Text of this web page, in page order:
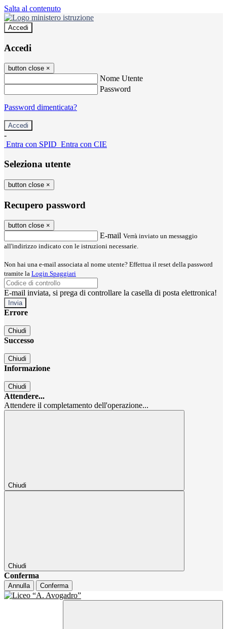
Salta al contenuto
Accedi
Accedi
button close ×
Nome Utente
Password
Password dimenticata?
-
Entra con SPID Entra con CIE
Seleziona utente
button close ×
Recupero password
button close ×
E-mail Verrà inviato un messaggio
all'indirizzo indicato con le istruzioni necessarie.
Non hai una e-mail associata al nome utente? Effettua il reset della password
tramite la Login Spaggiari
E-mail inviata, si prega di controllare la casella di posta elettronica!
Errore
Chiudi
Successo
Chiudi
Informazione
Chiudi
Attendere...
Attendere il completamento dell'operazione...
Chiudi
Chiudi
Conferma
Annulla Conferma